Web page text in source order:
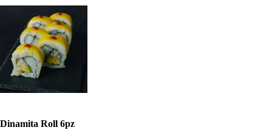
Dinamita Roll 6pz